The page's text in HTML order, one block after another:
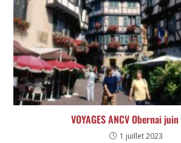
VOYAGES ANCV Obernai
1 juillet 2023